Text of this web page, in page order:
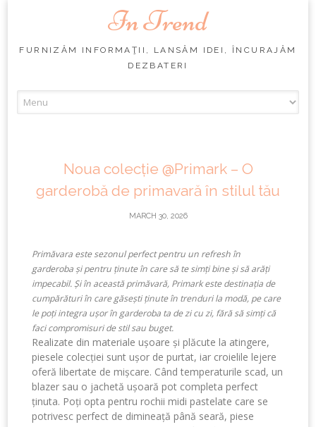
In Trend
FURNIZĂM INFORMAŢII, LANSĂM IDEI, ÎNCURAJĂM
DEZBATERI
to
Noua colecție @Primark – O
garderobă de primavară în stilul tău
MARCH 30, 2026
Primăvara este sezonul perfect pentru un refresh în
garderoba și pentru ținute în care să te simți bine și să arăți
impecabil. Și în această primăvară, Primark este destinația de
cumpărături în care găsești ținute în trenduri la modă, pe care
le poți integra ușor în garderoba ta de zi cu zi, fără să simți că
faci compromisuri de stil sau buget.
Realizate din materiale ușoare și plăcute la atingere,
piesele colecției sunt ușor de purtat, iar croielile lejere
oferă libertate de mișcare. Când temperaturile scad, un
blazer sau o jachetă ușoară pot completa perfect
ținuta. Poți opta pentru rochii midi pastelate care se
potrivesc perfect de dimineață până seară, piese